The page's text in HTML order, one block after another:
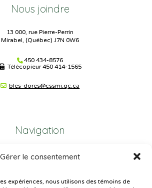
Gérer le consentement
expériences, nous utilisons des témoins de
Nous joindre
13 000, rue Pierre-Perrin
Mirabel, (Québec) J7N 0W6
450 434-8576
Télécopieur450 414-1565
bles-dores@cssmi.qc.ca
Navigation
Plan du site